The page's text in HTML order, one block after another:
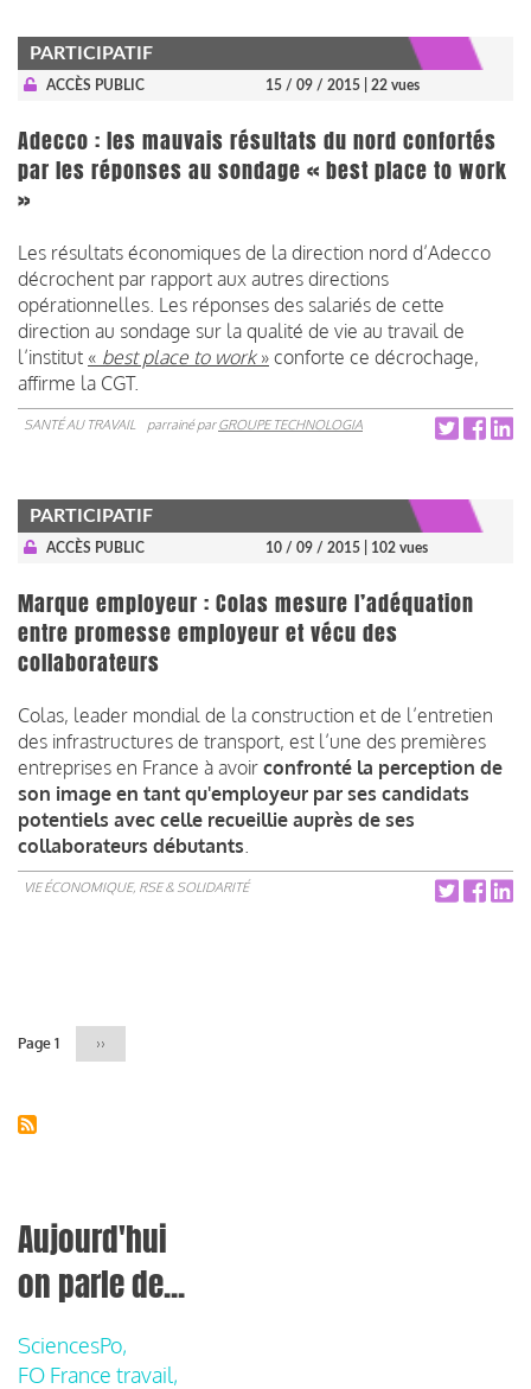
PARTICIPATIF
ACCÈS PUBLIC 15 / 09 / 2015 | 22 vues
Adecco : les mauvais résultats du nord confortés
par les réponses au sondage « best place to work
»
Les résultats économiques de la direction nord d’Adecco
décrochent par rapport aux autres directions
opérationnelles. Les réponses des salariés de cette
direction au sondage sur la qualité de vie au travail de
l’institut « best place to work» conforte ce décrochage,
affirme la CGT.
SANTÉ AU TRAVAIL parrainé parGROUPE TECHNOLOGIA
PARTICIPATIF
ACCÈS PUBLIC 10 / 09 / 2015 | 102 vues
Marque employeur : Colas mesure l’adéquation
entre promesse employeur et vécu des
collaborateurs
Colas, leader mondial de la construction et de l’entretien
des infrastructures de transport, est l’une des premières
entreprises en France à avoir confronté la perception de
son image en tant qu'employeur par ses candidats
potentiels avec celle recueillie auprès de ses
collaborateurs débutants
VIE ÉCONOMIQUE, RSE & SOLIDARITÉ
Page 1
Page
››
Aujourd'hui
on parle de...
SciencesPo,
FO France travail,